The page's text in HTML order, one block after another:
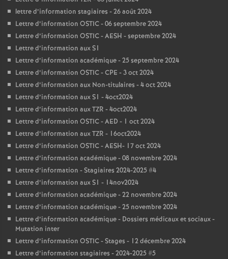
lettre d’information stagiaires - 26 août 2024
Lettre d’information OSTIC - 06 septembre 2024
Lettre d’information OSTIC - AESH - septembre 2024
Lettre d’information aux S1
Lettre d’information académique - 25 septembre 2024
Lettre d’information OSTIC - CPE - 3 oct 2024
Lettre d’information aux Non-titulaires - 4 oct 2024
Lettre d’information aux S1 - 4oct2024
Lettre d’information aux TZR - 4oct2024
Lettre d’information OSTIC - AED - 1 oct 2024
Lettre d’information aux TZR - 16oct2024
Lettre d’information OSTIC - AESH- 17 oct 2024
Lettre d’information académique - 08 novembre 2024
Lettre d’information - Stagiaires 2024-2025 #4
Lettre d’information aux S1 - 14nov2024
Lettre d’information académique - 22 novembre 2024
Lettre d’information académique - 25 novembre 2024
Lettre d’information académique - Dossiers médicaux et sociaux -
Mutation inter
Lettre d’information OSTIC - Stages - 12 décembre 2024
Lettre d’information stagiaires - 2024-2025 #5